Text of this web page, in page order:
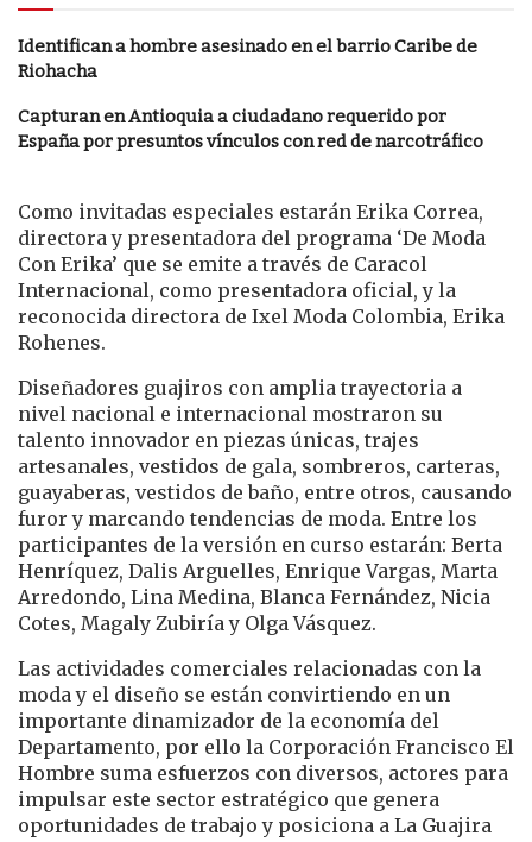
Identifican a hombre asesinado en el barrio Caribe de
Riohacha
Capturan en Antioquia a ciudadano requerido por
España por presuntos vínculos con red de narcotráfico
Como invitadas especiales estarán Erika Correa,
directora y presentadora del programa ‘De Moda
Con Erika’ que se emite a través de Caracol
Internacional, como presentadora oficial, y la
reconocida directora de Ixel Moda Colombia, Erika
Rohenes.
Diseñadores guajiros con amplia trayectoria a
nivel nacional e internacional mostraron su
talento innovador en piezas únicas, trajes
artesanales, vestidos de gala, sombreros, carteras,
guayaberas, vestidos de baño, entre otros, causando
furor y marcando tendencias de moda. Entre los
participantes de la versión en curso estarán: Berta
Henríquez, Dalis Arguelles, Enrique Vargas, Marta
Arredondo, Lina Medina, Blanca Fernández, Nicia
Cotes, Magaly Zubiría y Olga Vásquez.
Las actividades comerciales relacionadas con la
moda y el diseño se están convirtiendo en un
importante dinamizador de la economía del
Departamento, por ello la Corporación Francisco El
Hombre suma esfuerzos con diversos, actores para
impulsar este sector estratégico que genera
oportunidades de trabajo y posiciona a La Guajira